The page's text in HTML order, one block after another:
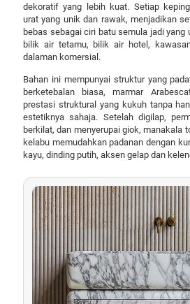
dekoratif yang lebih kuat. Setiap
urat yang unik dan rawak, menjadikan
bebas sebagai ciri batu semula jadi yang
bilik air tetamu, bilik air hotel,
dalaman komersial.
Bahan ini mempunyai struktur yang
berketebalan biasa, marmar
prestasi struktural yang kukuh tanpa
estetiknya sahaja. Setelah digilap,
berkilat, dan menyerupai giok, manakala
kelabu memudahkan padanan dengan
kayu, dinding putih, aksen gelap dan